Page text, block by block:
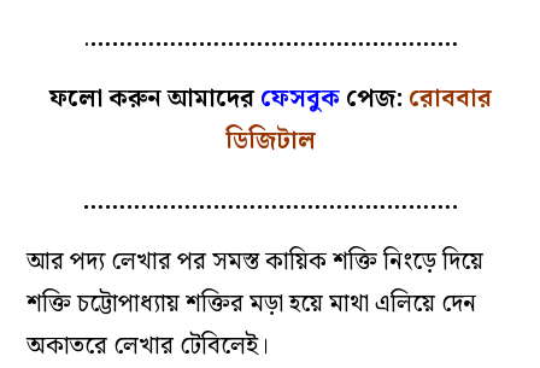
.……………………………………………
ফলো করুন আমাদেরফেসবুকপেজ: রোববার
ডিজিটাল
…………………………………………….
আর পদ্য লেখার পর সমস্ত কায়িক শক্তি নিংড়ে দিয়ে
শক্তি চট্টোপাধ্যায় শক্তির মড়া হয়ে মাথা এলিয়ে দেন
অকাতরে লেখার টেবিলেই।